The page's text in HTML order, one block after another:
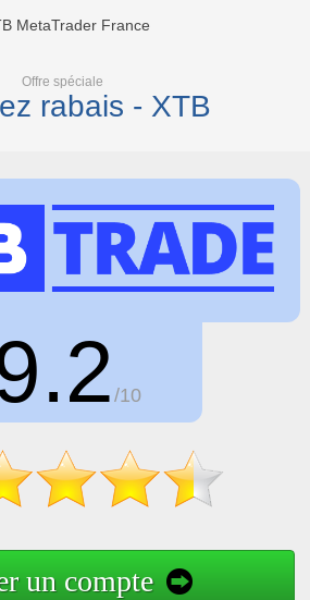
MetaTrader France
Offre spéciale
rabais - XTB
/10
un compte